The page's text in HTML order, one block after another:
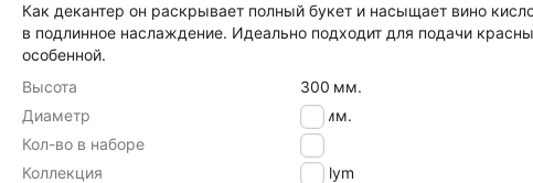
Как декантер он раскрывает полный букет и насыщает вино
в подлинное наслаждение. Идеально подходит для подачи
особенной.
Высота
300 мм.
Диаметр
60
мм.
Кол-во в наборе
1
Коллекция
Sublym